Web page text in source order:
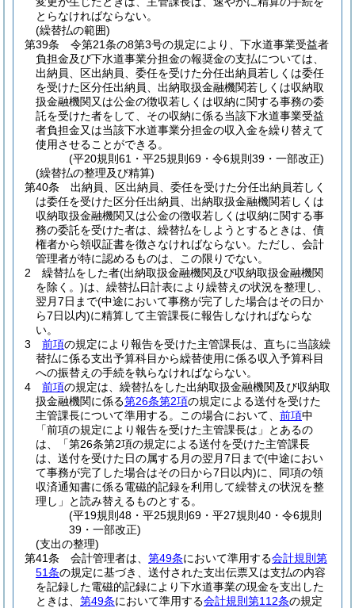
とらなければならない。
(繰替払の範囲)
第39条
令第21条の8第3号の規定により、下水道事業受益者
負担金及び下水道事業分担金の報奨金の支払については、
出納員、区出納員、委任を受けた分任出納員若しくは委任
を受けた区分任出納員、出納取扱金融機関若しくは収納取
扱金融機関又は公金の徴収若しくは収納に関する事務の委
託を受けた者をして、その収納に係る当該下水道事業受益
者負担金又は当該下水道事業分担金の収入金を繰り替えて
使用させることができる。
(平20規則61・平25規則69・令6規則39・一部改正)
(繰替払の整理及び精算)
第40条
出納員、区出納員、委任を受けた分任出納員若しく
は委任を受けた区分任出納員、出納取扱金融機関若しくは
収納取扱金融機関又は公金の徴収若しくは収納に関する事
務の委託を受けた者は、繰替払をしようとするときは、債
権者から領収証書を徴さなければならない。 ただし、会計
管理者が特に認めるものは、この限りでない。
2
繰替払をした者(出納取扱金融機関及び収納取扱金融機関
を除く。)は、繰替払日計表により繰替えの状況を整理し、
翌月7日まで(中途において事務が完了した場合はその日か
ら7日以内)に精算して主管課長に報告しなければならな
い。
3
前項の規定により報告を受けた主管課長は、直ちに当該繰
替払に係る支出予算科目から繰替使用に係る収入予算科目
への振替えの手続を執らなければならない。
4
前項の規定は、繰替払をした出納取扱金融機関及び収納取
扱金融機関に係る第26条第2項の規定による送付を受けた
主管課長について準用する。
この場合において、 前項中
「前項の規定により報告を受けた主管課長は」とあるの
は、「第26条第2項の規定による送付を受けた主管課長
は、送付を受けた日の属する月の翌月7日まで(中途におい
て事務が完了した場合はその日から7日以内)に、同項の領
収済通知書に係る電磁的記録を利用して繰替えの状況を整
理し」と読み替えるものとする。
(平19規則48・平25規則69・平27規則40・令6規則
39・一部改正)
(支出の整理)
第41条
会計管理者は、 第49条において準用する会計規則第
51条の規定に基づき、送付された支出伝票又は支払の内容
を記録した電磁的記録により下水道事業の現金を支出した
ときは、 第49条において準用する会計規則第112条の規定